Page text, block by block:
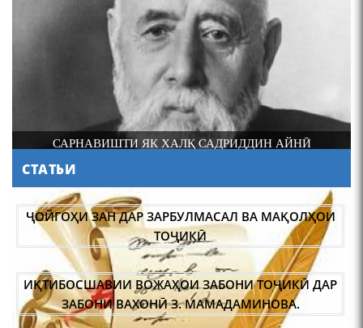
Осорхонаи Мирзо
Турсунзода Каратог
110 солагии шоири халқии
Тоҷикистон Мирзо
Турсунзода / Mirzo
Tursunzoda
САРНАВИШТИ ЯК ХАЛҚ САДРИДДИН АЙНӢ
СТАТЬИ
ҶОЙГОҲИ ЗАН ДАР ЗАРБУЛМАСАЛ ВА МАҚОЛҲОИ
ТОҶИКӢ
ИҚТИБОСШАВИИ ВОЖАҲОИ ЗАБОНИ ТОҶИКӢ ДАР
ЗАБОНИ ВАХОНӢ З. МАМАДАМИНОВА.